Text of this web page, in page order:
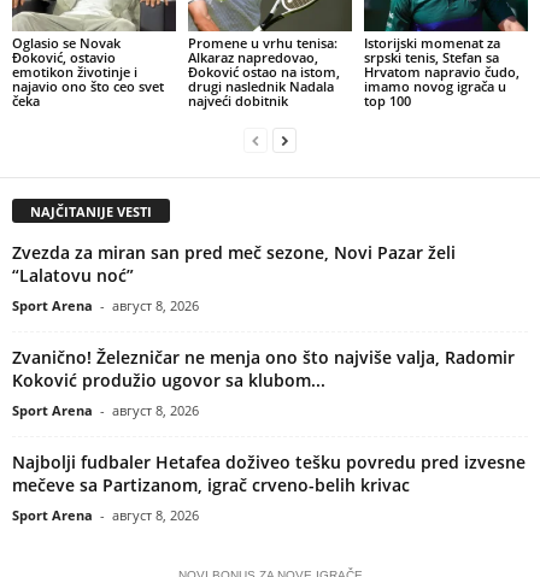
Oglasio se Novak
Đoković, ostavio
emotikon životinje i
najavio ono što ceo svet
čeka
Promene u vrhu tenisa:
Alkaraz napredovao,
Đoković ostao na istom,
drugi naslednik Nadala
najveći dobitnik
Istorijski momenat za
srpski tenis, Stefan sa
Hrvatom napravio čudo,
imamo novog igrača u
top 100
NAJČITANIJE VESTI
Zvezda za miran san pred meč sezone, Novi Pazar želi
“Lalatovu noć”
Sport Arena - август 8, 2026
Zvanično! Železničar ne menja ono što najviše valja, Radomir
Koković produžio ugovor sa klubom...
Sport Arena - август 8, 2026
Najbolji fudbaler Hetafea doživeo tešku povredu pred izvesne
mečeve sa Partizanom, igrač crveno-belih krivac
Sport Arena - август 8, 2026